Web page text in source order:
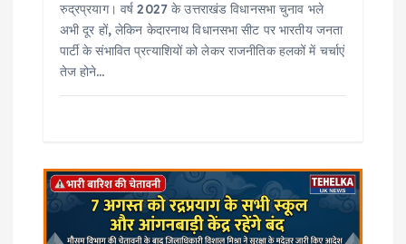
रुद्रप्रयाग। वर्ष 2027 के उत्तराखंड विधानसभा चुनाव भले
अभी दूर हों, लेकिन केदारनाथ विधानसभा सीट पर भारतीय जनता
पार्टी के संभावित प्रत्याशियों को लेकर राजनीतिक हलकों में चर्चाएं
तेज होने…